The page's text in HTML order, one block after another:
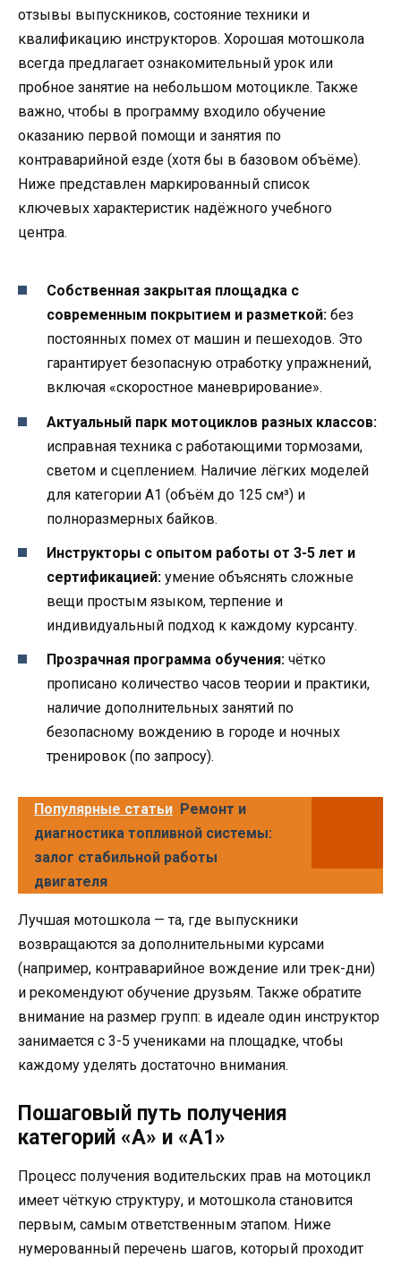
отзывы выпускников, состояние техники и
квалификацию инструкторов. Хорошая мотошкола
всегда предлагает ознакомительный урок или
пробное занятие на небольшом мотоцикле. Также
важно, чтобы в программу входило обучение
оказанию первой помощи и занятия по
контраварийной езде (хотя бы в базовом объёме).
Ниже представлен маркированный список
ключевых характеристик надёжного учебного
центра.
Собственная закрытая площадка с
современным покрытием и разметкой: без
постоянных помех от машин и пешеходов. Это
гарантирует безопасную отработку упражнений,
включая «скоростное маневрирование».
Актуальный парк мотоциклов разных классов:
исправная техника с работающими тормозами,
светом и сцеплением. Наличие лёгких моделей
для категории A1 (объём до 125 см³) и
полноразмерных байков.
Инструкторы с опытом работы от 3-5 лет и
сертификацией: умение объяснять сложные
вещи простым языком, терпение и
индивидуальный подход к каждому курсанту.
Прозрачная программа обучения: чётко
прописано количество часов теории и практики,
наличие дополнительных занятий по
безопасному вождению в городе и ночных
тренировок (по запросу).
Популярные статьи Ремонт и
диагностика топливной системы:
залог стабильной работы
двигателя
Лучшая мотошкола — та, где выпускники
возвращаются за дополнительными курсами
(например, контраварийное вождение или трек-дни)
и рекомендуют обучение друзьям. Также обратите
внимание на размер групп: в идеале один инструктор
занимается с 3-5 учениками на площадке, чтобы
каждому уделять достаточно внимания.
Пошаговый путь получения
категорий «А» и «А1»
Процесс получения водительских прав на мотоцикл
имеет чёткую структуру, и мотошкола становится
первым, самым ответственным этапом. Ниже
нумерованный перечень шагов, который проходит